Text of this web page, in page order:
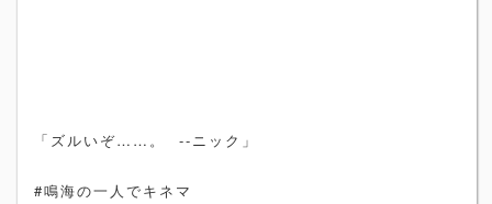
「ズルいぞ……。 --ニック」
#鳴海の一人でキネマ